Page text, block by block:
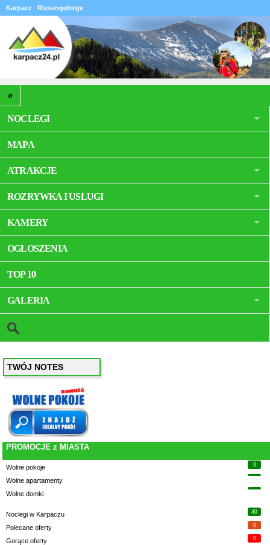
Karpacz Riesengebirge
NOCLEGI
MAPA
ATRAKCJE
ROZRYWKA I USŁUGI
KAMERY
OGŁOSZENIA
TOP 10
GALERIA
TWÓJ NOTES
PROMOCJE z MIASTA
Wolne pokoje 9
Wolne apartamenty
Wolne domki
Noclegi w Karpaczu 49
Polecane oferty 0
Gorące oferty 0